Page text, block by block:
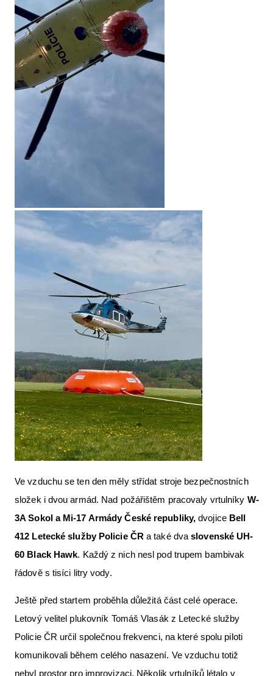
Ve vzduchu se ten den měly střídat stroje bezpečnostních
složek i dvou armád. Nad požářištěm pracovaly vrtulníky W-
3A Sokol a Mi-17 Armády České republiky, dvojice Bell
412 Letecké služby Policie ČR a také dvaslovenské UH-
60 Black Hawk. Každý z nich nesl pod trupem bambivak
řádově s tisíci litry vody.
Ještě před startem proběhla důležitá část celé operace.
Letový velitel plukovník Tomáš Vlasák z Letecké služby
Policie ČR určil společnou frekvenci, na které spolu piloti
komunikovali během celého nasazení. Ve vzduchu totiž
nebyl prostor pro improvizaci. Několik vrtulníků létalo v